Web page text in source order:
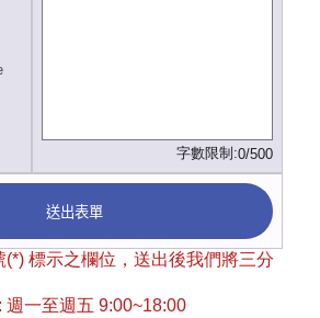
字數限制:0/500
送出表單
標示之欄位，送出後我們將三分
一至週五 9:00~18:00